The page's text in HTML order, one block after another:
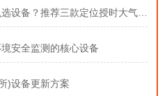
新规下生态环境监测机构怎么选设备？推荐三款定位授时大气采样器
安全监测的核心设备
)设备更新方案